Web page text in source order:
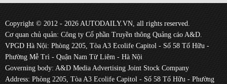
Copyright © 2012 - 2026 AUTODAILY.VN, all rights reserved.
Cơ quan chủ quản: Công ty Cổ phần Truyền thông Quảng cáo A&D.
VPGD Hà Nội: Phòng 2205, Tòa A3 Ecolife Capitol - Số 58 Tố Hữu -
Phường Mễ Trì - Quận Nam Từ Liêm - Hà Nội
Governing body: A&D Media Advertising Joint Stock Company
Address: Phòng 2205, Tòa A3 Ecolife Capitol - Số 58 Tố Hữu - Phường